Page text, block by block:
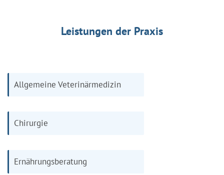
Leistungen der Praxis
Allgemeine Veterinärmedizin
Chirurgie
Ernährungsberatung